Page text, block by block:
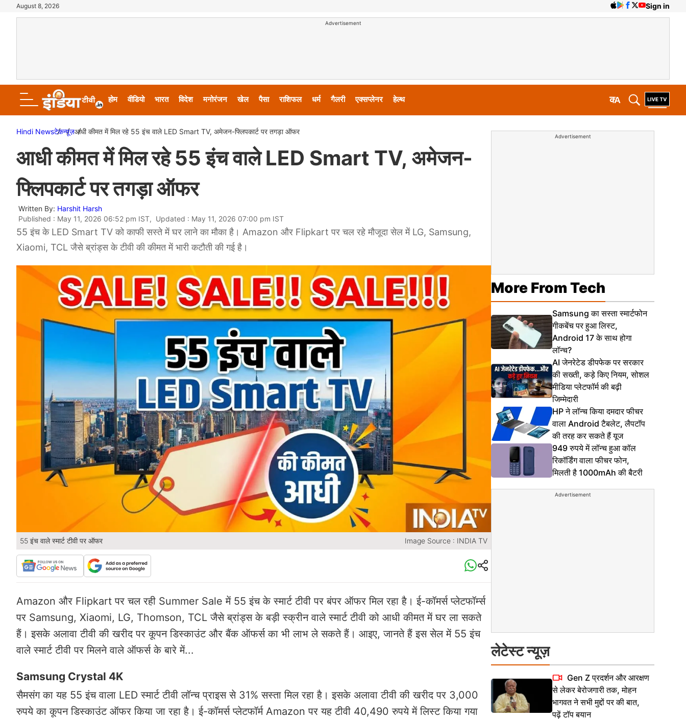
August 8, 2026 Sign in
Advertisement
होम वीडियो भारत विदेश मनोरंजन खेल पैसा राशिफल धर्म गैलरी एक्सप्लेनर हेल्थ A
क
Hindi Newsटेकन्यूज़आधी कीमत में मिल रहे 55 इंच वाले LED Smart TV, अमेजन-फ्लिपकार्ट पर तगड़ा ऑफर
आधी कीमत में मिल रहे 55 इंच वाले LED Smart TV, अमेजन-
फ्लिपकार्ट पर तगड़ा ऑफर
Written By: Harshit Harsh
Published : May 11, 2026 06:52 pm IST, Updated : May 11, 2026 07:00 pm IST
55 इंच के LED Smart TV को काफी सस्ते में घर लाने का मौका है। Amazon और Flipkart पर चल रहे मौजूदा सेल में LG, Samsung,
Xiaomi, TCL जैसे ब्रांड्स के टीवी की कीमत में भारी कटौती की गई है।
55 इंच वाले स्मार्ट टीवी पर ऑफर Image Source : INDIA TV
Amazon और Flipkart पर चल रही Summer Sale में 55 इंच के स्मार्ट टीवी पर बंपर ऑफर मिल रहा है। ई-कॉमर्स प्लेटफॉर्म्स
पर Samsung, Xiaomi, LG, Thomson, TCL जैसे ब्रांड्स के बड़ी स्क्रीन वाले स्मार्ट टीवी को आधी कीमत में घर ला सकते
हैं। इसके अलावा टीवी की खरीद पर कूपन डिस्काउंट और बैंक ऑफर्स का भी लाभ ले सकते हैं। आइए, जानते हैं इस सेल में 55 इंच
वाले स्मार्ट टीवी पर मिलने वाले ऑफर्स के बारे में...
Samsung Crystal 4K
सैमसंग का यह 55 इंच वाला LED स्मार्ट टीवी लॉन्च प्राइस से 31% सस्ता मिल रहा है। इसके अलावा टीवी की खरीद पर 3,000
रुपये का कूपन डिस्काउंट ऑफर किया जा रहा है। ई-कॉमर्स प्लेटफॉर्म Amazon पर यह टीवी 40,490 रुपये में लिस्ट किया गया
Advertisement
More From Tech
Samsung का सस्ता स्मार्टफोन
गीकबेंच पर हुआ लिस्ट,
Android 17 के साथ होगा
लॉन्च?
AI जेनरेटेड डीपफेक पर सरकार
की सख्ती, कड़े किए नियम, सोशल
मीडिया प्लेटफॉर्म की बढ़ी
जिम्मेदारी
HP ने लॉन्च किया दमदार फीचर
वाला Android टैबलेट, लैपटॉप
की तरह कर सकते हैं यूज
949 रुपये में लॉन्च हुआ कॉल
रिकॉर्डिंग वाला फीचर फोन,
मिलती है 1000mAh की बैटरी
Advertisement
लेटेस्ट न्यूज़
Gen Z प्रदर्शन और आरक्षण
से लेकर बेरोजगारी तक, मोहन
भागवत ने सभी मुद्दों पर की बात,
पढ़ें टॉप बयान